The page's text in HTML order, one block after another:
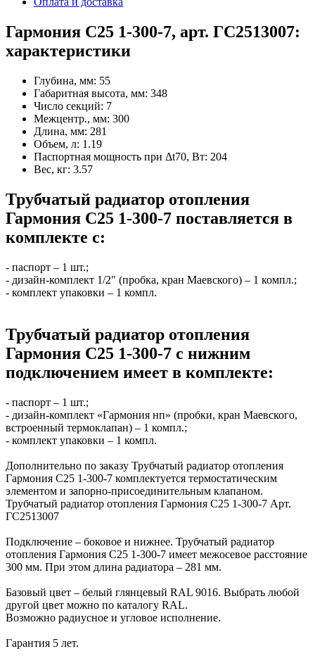
Гармония С25 1-300-7, арт. ГС2513007:
характеристики
Глубина, мм: 55
Габаритная высота, мм: 348
Число секций: 7
Межцентр., мм: 300
Длина, мм: 281
Объем, л: 1.19
Паспортная мощность при Δt70, Вт: 204
Вес, кг: 3.57
Трубчатый радиатор отопления
Гармония С25 1-300-7 поставляется в
комплекте с:
- паспорт – 1 шт.;
- дизайн-комплект 1/2" (пробка, кран Маевского) – 1 компл.;
- комплект упаковки – 1 компл.
Трубчатый радиатор отопления
Гармония С25 1-300-7 с нижним
подключением имеет в комплекте:
- паспорт – 1 шт.;
- дизайн-комплект «Гармония нп» (пробки, кран Маевского,
встроенный термоклапан) – 1 компл.;
- комплект упаковки – 1 компл.
Дополнительно по заказу Трубчатый радиатор отопления
Гармония С25 1-300-7 комплектуется термостатическим
элементом и запорно-присоединительным клапаном.
Трубчатый радиатор отопления Гармония С25 1-300-7 Арт.
ГС2513007
Подключение – боковое и нижнее. Трубчатый радиатор
отопления Гармония С25 1-300-7 имеет межосевое расстояние
300 мм. При этом длина радиатора – 281 мм.
Базовый цвет – белый глянцевый RAL 9016. Выбрать любой
другой цвет можно по каталогу RAL.
Возможно радиусное и угловое исполнение.
Гарантия 5 лет.